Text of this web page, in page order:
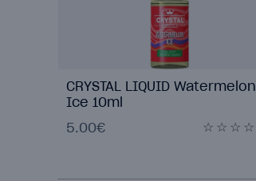
CRYSTAL LIQUID Watermelon
Ice 10ml
5.00€